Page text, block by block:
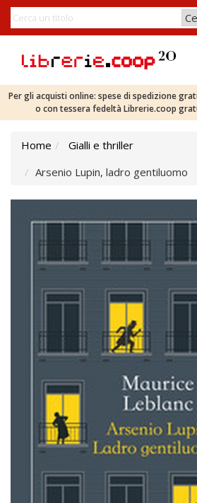
Per gli acquisti online: spese di spedizione
o con tessera fedeltà Librerie.coop
Home
Gialli e thriller
Arsenio Lupin, ladro gentiluomo